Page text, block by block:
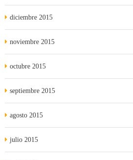
diciembre 2015
noviembre 2015
octubre 2015
septiembre 2015
agosto 2015
julio 2015